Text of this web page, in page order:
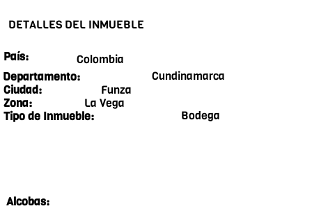
DETALLES DEL INMUEBLE
País:
Colombia
Departamento:
Cundinamarca
Ciudad:
Funza
Zona:
La Vega
Tipo de Inmueble:
Bodega
Alcobas: